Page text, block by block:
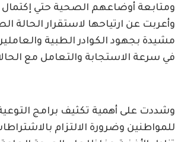
ومتابعة أوضاعهم الصحية حتي إكتمال
وأعربت عن ارتياحها لاستقرار الحالة
مشيدة بجهود الكوادر الطبية
في سرعة الاستجابة والتعامل مع
وشددت على أهمية تكثيف برامج
للمواطنين وضرورة الالتزام